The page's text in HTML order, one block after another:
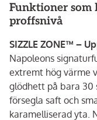
Funktioner
proffsnivå
SIZZLE ZONE™ –
Napoleons
extremt hög värme
glödhett på bara 30
försegla saft och
karamelliserad yta.